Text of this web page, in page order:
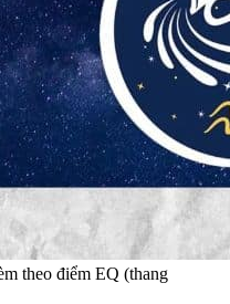
theo điểm EQ (thang